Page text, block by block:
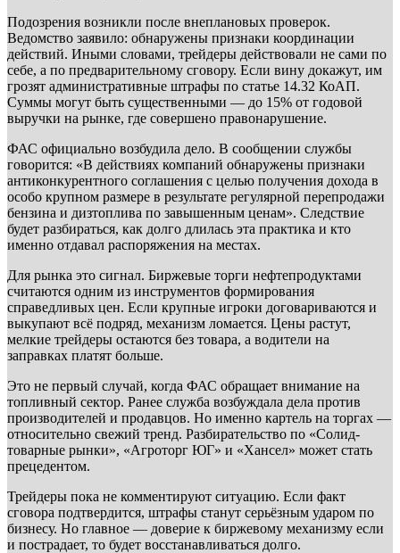
Подозрения возникли после внеплановых проверок.
Ведомство заявило: обнаружены признаки координации
действий. Иными словами, трейдеры действовали не сами по
себе, а по предварительному сговору. Если вину докажут, им
грозят административные штрафы по статье 14.32 КоАП.
Суммы могут быть существенными — до 15% от годовой
выручки на рынке, где совершено правонарушение.
ФАС официально возбудила дело. В сообщении службы
говорится: «В действиях компаний обнаружены признаки
антиконкурентного соглашения с целью получения дохода в
особо крупном размере в результате регулярной перепродажи
бензина и дизтоплива по завышенным ценам». Следствие
будет разбираться, как долго длилась эта практика и кто
именно отдавал распоряжения на местах.
Для рынка это сигнал. Биржевые торги нефтепродуктами
считаются одним из инструментов формирования
справедливых цен. Если крупные игроки договариваются и
выкупают всё подряд, механизм ломается. Цены растут,
мелкие трейдеры остаются без товара, а водители на
заправках платят больше.
Это не первый случай, когда ФАС обращает внимание на
топливный сектор. Ранее служба возбуждала дела против
производителей и продавцов. Но именно картель на торгах —
относительно свежий тренд. Разбирательство по «Солид-
товарные рынки», «Агроторг ЮГ» и «Хансел» может стать
прецедентом.
Трейдеры пока не комментируют ситуацию. Если факт
сговора подтвердится, штрафы станут серьёзным ударом по
бизнесу. Но главное — доверие к биржевому механизму если
и пострадает, то будет восстанавливаться долго.